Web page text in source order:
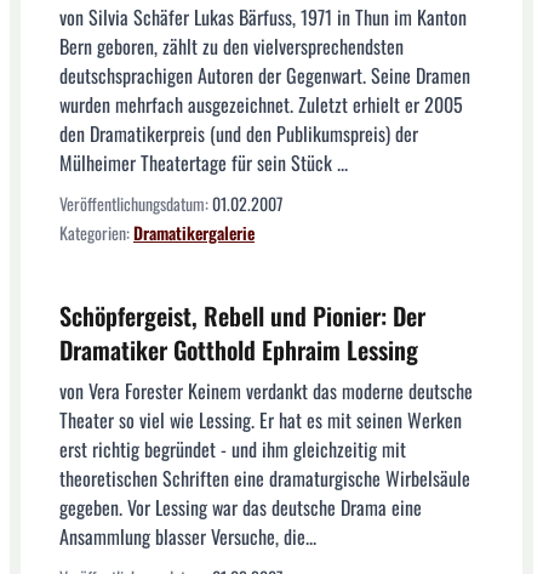
von Silvia Schäfer Lukas Bärfuss, 1971 in Thun im Kanton
Bern geboren, zählt zu den vielversprechendsten
deutschsprachigen Autoren der Gegenwart. Seine Dramen
wurden mehrfach ausgezeichnet. Zuletzt erhielt er 2005
den Dramatikerpreis (und den Publikumspreis) der
Mülheimer Theatertage für sein Stück ...
Veröffentlichungsdatum:01.02.2007
Kategorien:Dramatikergalerie
Schöpfergeist, Rebell und Pionier: Der
Dramatiker Gotthold Ephraim Lessing
von Vera Forester Keinem verdankt das moderne deutsche
Theater so viel wie Lessing. Er hat es mit seinen Werken
erst richtig begründet - und ihm gleichzeitig mit
theoretischen Schriften eine dramaturgische Wirbelsäule
gegeben. Vor Lessing war das deutsche Drama eine
Ansammlung blasser Versuche, die...